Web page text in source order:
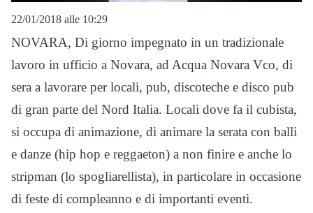
22/01/2018 alle 10:29
NOVARA, Di giorno impegnato in un tradizionale
lavoro in ufficio a Novara, ad Acqua Novara Vco, di
sera a lavorare per locali, pub, discoteche e disco pub
di gran parte del Nord Italia. Locali dove fa il cubista,
si occupa di animazione, di animare la serata con balli
e danze (hip hop e reggaeton) a non finire e anche lo
stripman (lo spogliarellista), in particolare in occasione
di feste di compleanno e di importanti eventi.